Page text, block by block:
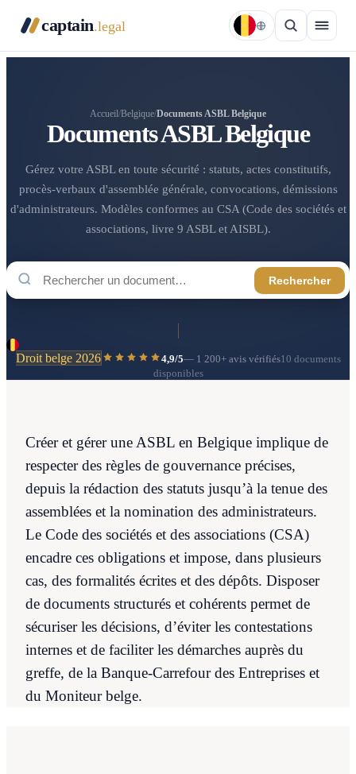
captain.legal
Accueil/Belgique/Documents ASBL Belgique
Documents ASBL Belgique
Gérez votre ASBL en toute sécurité : statuts, actes constitutifs,
procès-verbaux d'assemblée générale, convocations, démissions
d'administrateurs. Modèles conformes au CSA (Code des sociétés et
associations, livre 9 ASBL et AISBL).
Rechercher
Droit belge 2026 4,9/5— 1 200+ avis vérifiés10 documents
disponibles
Créer et gérer une ASBL en Belgique implique de
respecter des règles de gouvernance précises,
depuis la rédaction des statuts jusqu’à la tenue des
assemblées et la nomination des administrateurs.
Le Code des sociétés et des associations (CSA)
encadre ces obligations et impose, dans plusieurs
cas, des formalités écrites et des dépôts. Disposer
de documents structurés et cohérents permet de
sécuriser les décisions, d’éviter les contestations
internes et de faciliter les démarches auprès du
greffe, de la Banque-Carrefour des Entreprises et
du Moniteur belge.